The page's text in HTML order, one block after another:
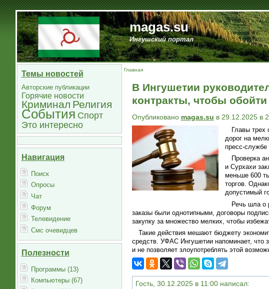
magas.su
Ингушский портал
Темы новостей
Авторские публикации
Горячие новости
Криминал Религия
События Спорт
Это интересно
Навигация
Поиск
Опросы
Чат
Форум
Телевидение
Смс очевидцев
Полезности
Программы (13)
Компьютеры (67)
Главная
В Ингушетии
контракты, чтобы
Опубликовано magas.su в 29.12.2025 в
Главы трех
дорог на
пресс-
Проверка
и Сурхахи
меньше 600
торгов.
допустимый
Речь шла о
заказы были однотипными, договоры
закупку за множество мелких, чтобы
Такие действия мешают бюджету
средств. УФАС Ингушетии напоминает, что
и не позволяет злоупотреблять этой
Гость, 30.12.2025 в 11:00 написал: